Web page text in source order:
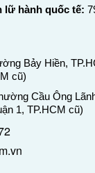
lữ hành quốc tế:
Bảy Hiền,
cũ)
Cầu Ông
1, TP.HCM cũ)